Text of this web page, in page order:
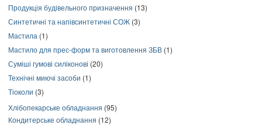
Продукція будівельного призначення (13)
Синтетичні та напівсинтетичні СОЖ (3)
Мастила (1)
Мастило для прес-форм та виготовлення ЗБВ (1)
Суміші гумові силіконові (20)
Технічні миючі засоби (1)
Тіоколи (3)
Хлібопекарське обладнання (95)
Кондитерське обладнання (12)